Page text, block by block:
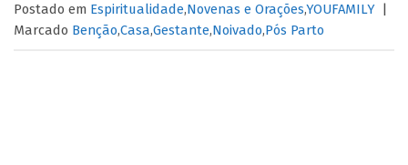
Postado em Espiritualidade,Novenas e Orações,YOUFAMILY
Marcado Benção,Casa,Gestante,Noivado,Pós Parto